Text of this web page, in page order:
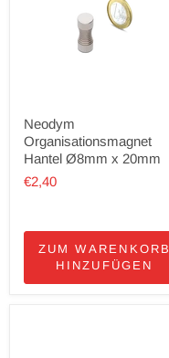
Neodym
Organisationsmagnet
Hantel Ø8mm x 20mm
€2,40
ZUM WARENKORB
HINZUFÜGEN